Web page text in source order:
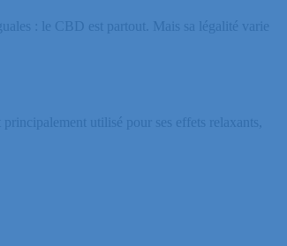
Activités À propos Contact
: le CBD est partout. Mais sa légalité varie
utilisé pour ses effets relaxants,